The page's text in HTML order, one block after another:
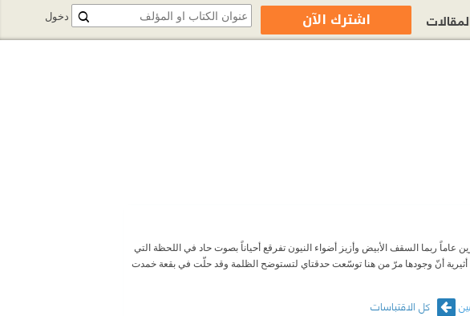
ربما السقف الأبيض وأزيز أضواء النيون تفرقع أحياناً بصوت حاد في اللحظة التي
أنّ وجودها مرّ من هنا توسّعت حدقتاي لتستوضح الظلمة وقد حلّت في بقعة خمدت
كل الاقتباسات
دخول اشترك الآن